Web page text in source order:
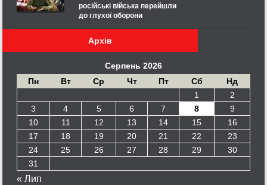
російські війська перейшли
до глухої оборони
Архів
Серпень 2026
Пн
Вт Ср Чт Пт Сб
Нд
1
2
3
4 5 6 7 8
9
10
11 12 13 14 15
16
17
18 19 20 21 22
23
24
25 26 27 28 29
30
31
« Лип